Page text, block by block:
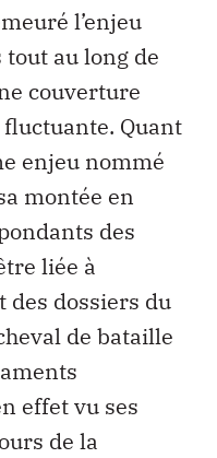
l’enjeu
au long de
couverture
Quant
enjeu nommé
montée en
des
liée à
des dossiers du
de bataille
effet vu ses
de la